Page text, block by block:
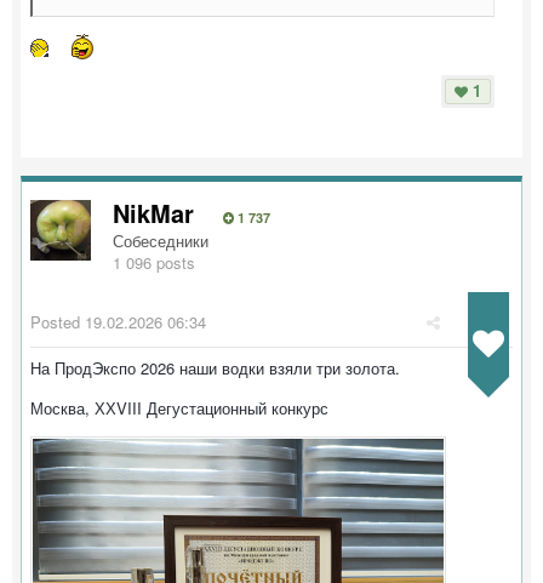
1
NikMar 1 737
Собеседники
1 096 posts
Posted 19.02.2026 06:34
На ПродЭкспо 2026 наши водки взяли три золота.
Москва, ХХVIII Дегустационный конкурс